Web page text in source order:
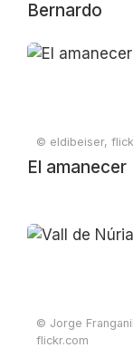
Bernardo
© eldibeiser,
El amanecer
© Jorge
flickr.com